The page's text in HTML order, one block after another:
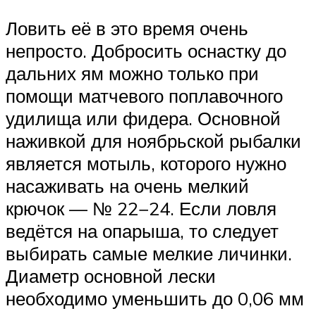
Ловить её в это время очень
непросто. Добросить оснастку до
дальних ям можно только при
помощи матчевого поплавочного
удилища или фидера. Основной
наживкой для ноябрьской рыбалки
является мотыль, которого нужно
насаживать на очень мелкий
крючок — № 22−24. Если ловля
ведётся на опарыша, то следует
выбирать самые мелкие личинки.
Диаметр основной лески
необходимо уменьшить до 0,06 мм